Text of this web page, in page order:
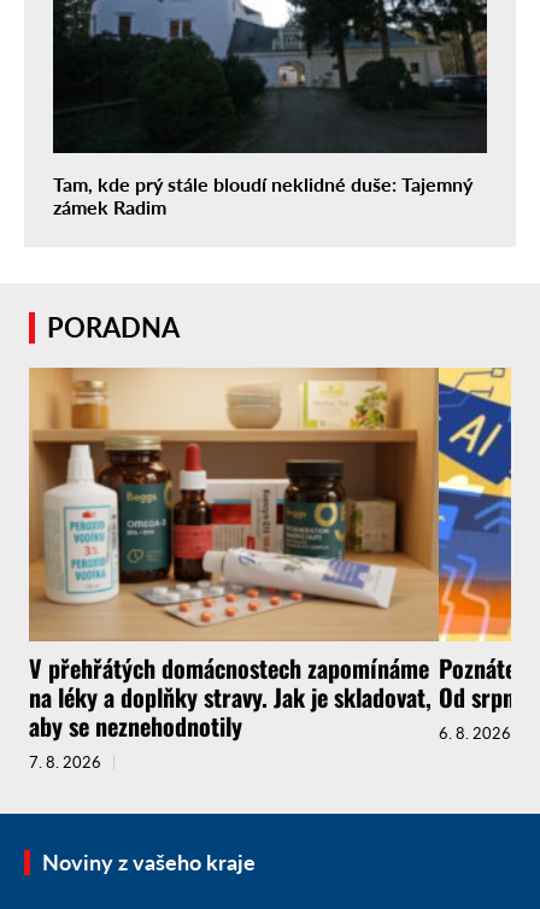
Tam, kde prý stále bloudí neklidné duše: Tajemný
zámek Radim
PORADNA
V přehřátých domácnostech zapomínáme
na léky a doplňky stravy. Jak je skladovat,
aby se neznehodnotily
7. 8. 2026
Poznáte,
Od srpna
6. 8. 2026
Noviny z vašeho kraje